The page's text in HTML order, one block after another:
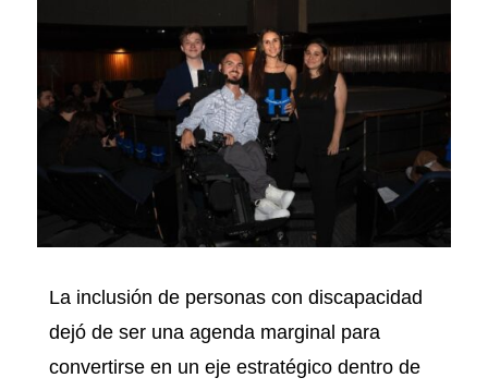
La inclusión de personas con discapacidad
dejó de ser una agenda marginal para
convertirse en un eje estratégico dentro de